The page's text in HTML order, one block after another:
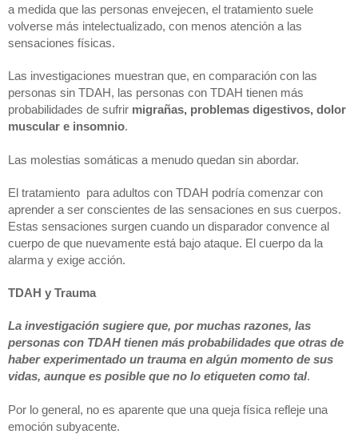
a medida que las personas envejecen, el tratamiento suele
volverse más intelectualizado, con menos atención a las
sensaciones físicas.
Las investigaciones muestran que, en comparación con las
personas sin TDAH, las personas con TDAH tienen más
probabilidades de sufrir migrañas, problemas digestivos, dolor
muscular e insomnio.
Las molestias somáticas a menudo quedan sin abordar.
El tratamiento  para adultos con TDAH podría comenzar con
aprender a ser conscientes de las sensaciones en sus cuerpos.
Estas sensaciones surgen cuando un disparador convence al
cuerpo de que nuevamente está bajo ataque. El cuerpo da la
alarma y exige acción.
TDAH y Trauma
La investigación sugiere que, por muchas razones, las
personas con TDAH tienen más probabilidades que otras de
haber experimentado un trauma en algún momento de sus
vidas, aunque es posible que no lo etiqueten como tal.
Por lo general, no es aparente que una queja física refleje una
emoción subyacente.